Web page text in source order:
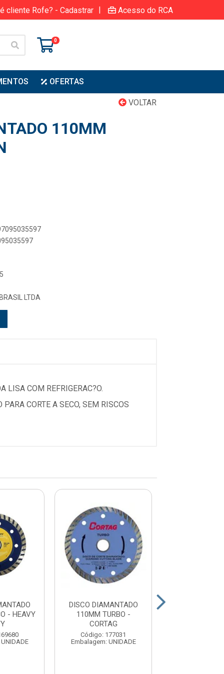
cliente Rofe? - Cadastrar | Acesso do RCA
0
OFERTAS
VOLTAR
110MM
LTDA
LISA COM REFRIGERAC?O.
CORTE A SECO, SEM RISCOS
- HEAVY
DISCO DIAMANTADO
110MM TURBO -
CORTAG
Código: 177031
Embalagem: UNIDADE